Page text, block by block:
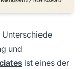
und
ist eines der